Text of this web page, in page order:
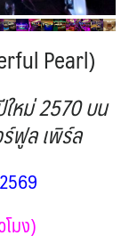
ย โรมาเนีย 2
อาร์เมเนีย 1
โปรตุเกส
Pearl)
หม่ 2570 บน
ร์ฟูล เพิร์ล
มง)